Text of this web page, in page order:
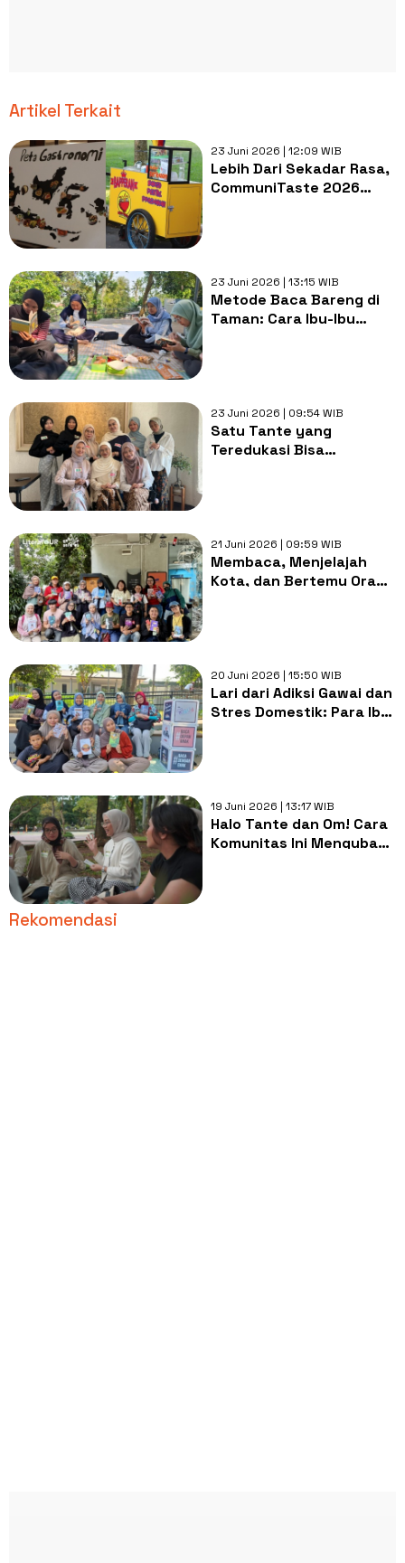
Artikel Terkait
23 Juni 2026 | 12:09 WIB
Lebih Dari Sekadar Rasa,
CommuniTaste 2026
23 Juni 2026 | 13:15 WIB
Metode Baca Bareng di
Taman: Cara Ibu-Ibu
23 Juni 2026 | 09:54 WIB
Satu Tante yang
Teredukasi Bisa
21 Juni 2026 | 09:59 WIB
Membaca, Menjelajah
Kota, dan Bertemu Orang
20 Juni 2026 | 15:50 WIB
Lari dari Adiksi Gawai dan
Stres Domestik: Para Ibu
19 Juni 2026 | 13:17 WIB
Halo Tante dan Om! Cara
Komunitas Ini Mengubah
Rekomendasi